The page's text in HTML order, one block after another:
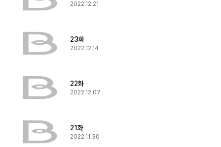
2022.12.21
23화
2022.12.14
22화
2022.12.07
21화
2022.11.30